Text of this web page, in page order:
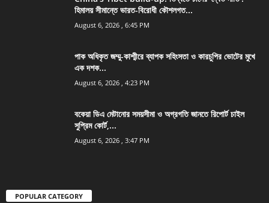
হিমালয় সীমান্তে ভারত-বিরোধী কৌশলগত...
August 6, 2026 , 6:45 PM
পাক অধিকৃত জম্মু-কাশ্মীরে ব্যাপক সহিংসতা ও কারচুপির ভোটের মুখে
এক দশক...
August 6, 2026 , 4:23 PM
বকেয়া ডিএ মেটানোর সময়সীমা ও অগ্রগতি জানতে রিপোর্ট চাইল
সুপ্রিম কোর্ট,...
August 6, 2026 , 3:47 PM
POPULAR CATEGORY